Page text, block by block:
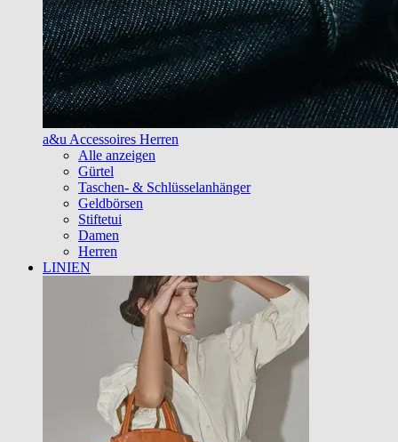
a&u Accessoires Herren
Alle anzeigen
Gürtel
Taschen- & Schlüsselanhänger
Geldbörsen
Stiftetui
Damen
Herren
LINIEN